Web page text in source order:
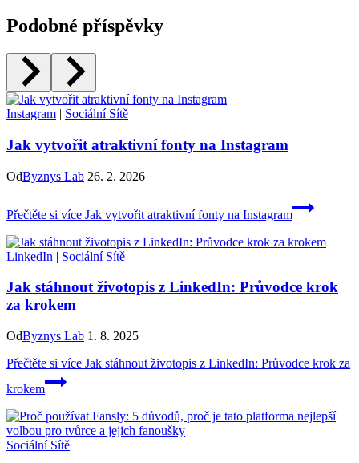
Podobné příspěvky
Instagram | Sociální Sítě
Jak vytvořit atraktivní fonty na Instagram
OdByznys Lab 26. 2. 2026
Přečtěte si více Jak vytvořit atraktivní fonty na Instagram
LinkedIn | Sociální Sítě
Jak stáhnout životopis z LinkedIn: Průvodce krok
za krokem
OdByznys Lab 1. 8. 2025
Přečtěte si více Jak stáhnout životopis z LinkedIn: Průvodce krok za
krokem
Sociální Sítě